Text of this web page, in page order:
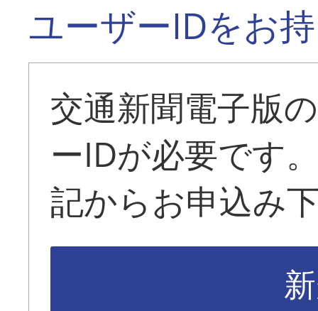
ユーザーIDをお
交通新聞電子版
ーIDが必要です
記からお申込み